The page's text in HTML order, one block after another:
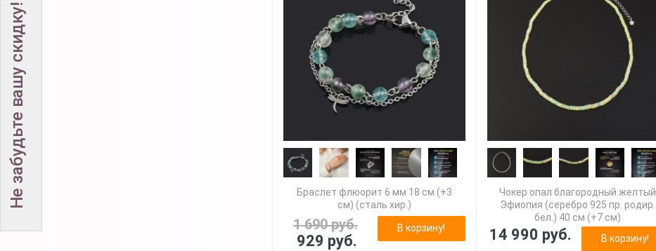
Браслет флюорит 6 мм 18 см (+3
см) (сталь хир.)
1 690 руб.
929 руб.
В корзину!
Чокер опал благородный желтый
Эфиопия (серебро 925 пр. родир.
бел.) 40 см (+7 см)
14 990 руб. В корзину!
Не забудьте вашу скидку!